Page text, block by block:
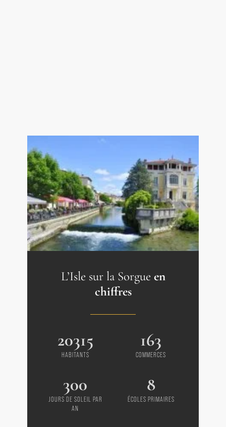
L’Isle sur la Sorgue en
chiffres
20315
HABITANTS
163
COMMERCES
300
JOURS DE SOLEIL PAR
AN
8
ÉCOLES PRIMAIRES